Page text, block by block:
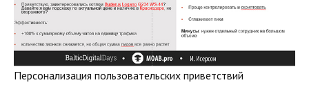
Персонализация пользовательских приветствий